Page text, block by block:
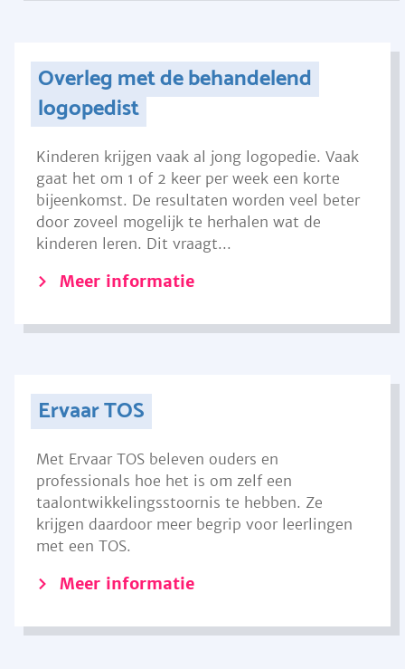
Overleg met de behandelend
logopedist
Kinderen krijgen vaak al jong logopedie. Vaak
gaat het om 1 of 2 keer per week een korte
bijeenkomst. De resultaten worden veel beter
door zoveel mogelijk te herhalen wat de
kinderen leren. Dit vraagt...
Meer informatie
Ervaar TOS
Met Ervaar TOS beleven ouders en
professionals hoe het is om zelf een
taalontwikkelingsstoornis te hebben. Ze
krijgen daardoor meer begrip voor leerlingen
met een TOS.
Meer informatie